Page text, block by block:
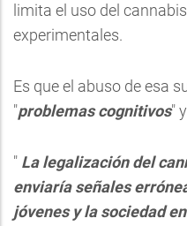
limita el uso del
experimentales.
Es que el abuso de esa
"problemas cognitivos"
" La legalización del
enviaría señales
jóvenes y la sociedad